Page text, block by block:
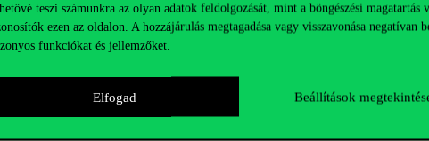
teszi számunkra az olyan adatok feldolgozását, mint a böngészési magatartás
ezen az oldalon. A hozzájárulás megtagadása vagy visszavonása negatívan
funkciókat és jellemzőket.
Elfogad Beállítások